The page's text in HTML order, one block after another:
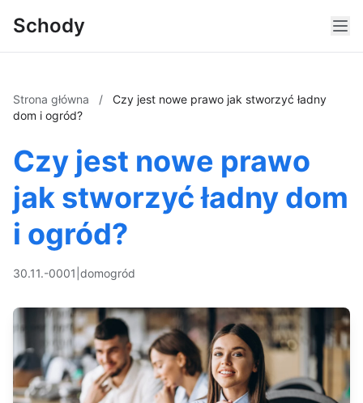
Schody
Strona główna /
Czy jest nowe prawo jak stworzyć ładny
dom i ogród?
Czy jest nowe prawo
jak stworzyć ładny dom
i ogród?
30.11.-0001 domogród